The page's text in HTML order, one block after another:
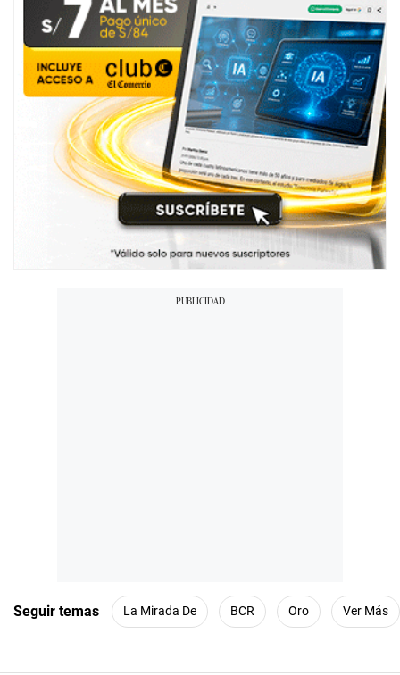
Seguir temas La Mirada De BCR Oro Ver Más